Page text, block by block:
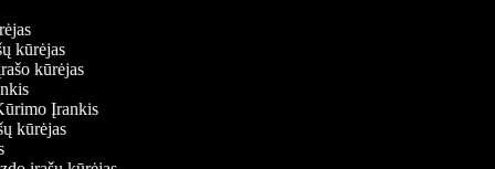
kūrėjas
kūrėjas
Įrankis
kūrėjas